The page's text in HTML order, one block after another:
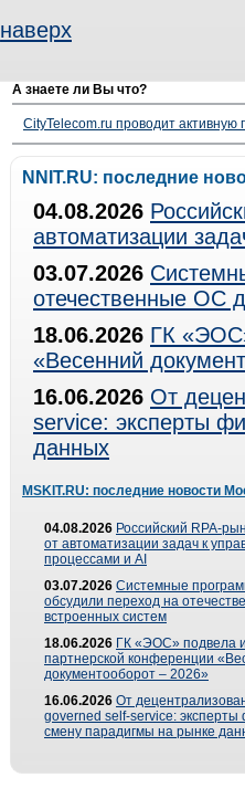
наверх
А знаете ли Вы что?
CityTelecom.ru проводит активную
NNIT.RU: последние
04.08.2026
автоматизации
03.07.2026
отечественные ОС
18.06.2026 ГК
«Весенний
16.06.2026 От
service: эксперты
данных
MSKIT.RU: последние новости
04.08.2026 Российский RPA-
от автоматизации задач к
процессами и AI
03.07.2026 Системные
обсудили переход на
встроенных систем
18.06.2026 ГК «ЭОС» подвела
партнерской конференции
документооборот – 2026»
16.06.2026 От
governed self-service: эксперты
смену парадигмы на рынке